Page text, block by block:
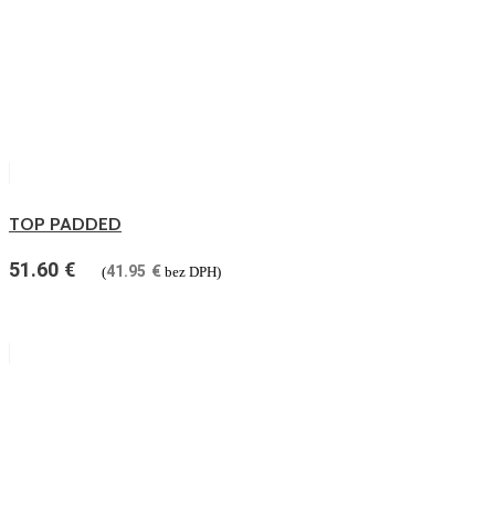
TOP PADDED
51.60 € (41.95 € bez DPH)